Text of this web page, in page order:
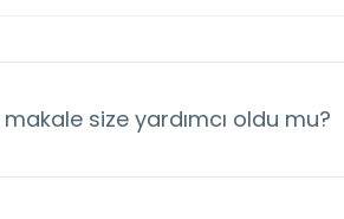
makale size yardımcı oldu mu?